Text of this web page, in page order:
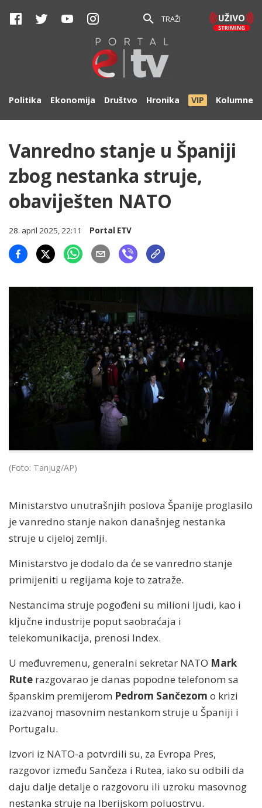
TRAŽI
Politika Ekonomija Društvo Hronika VIP Kolumne
Vanredno stanje u Španiji
zbog nestanka struje,
obaviješten NATO
28. april 2025, 22:11 Portal ETV
(Foto: Tanjug/AP)
Ministarstvo unutrašnjih poslova Španije proglasilo
je vanredno stanje nakon današnjeg nestanka
struje u cijeloj zemlji.
Ministarstvo je dodalo da će se vanredno stanje
primijeniti u regijama koje to zatraže.
Nestancima struje pogođeni su milioni ljudi, kao i
ključne industrije poput saobraćaja i
telekomunikacija, prenosi Index.
U međuvremenu, generalni sekretar NATO Mark
Rute razgovarao je danas popodne telefonom sa
španskim premijerom Pedrom Sančezom o krizi
izazvanoj masovnim nestankom struje u Španiji i
Portugalu.
Izvori iz NATO-a potvrdili su, za Evropa Pres,
razgovor između Sančeza i Rutea, iako su odbili da
daju dalje detalje o razgovoru ili uzroku masovnog
nestanka struje na Iberijskom poluostrvu.